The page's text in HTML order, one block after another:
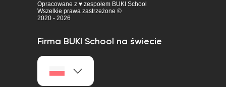
Opracowane z ♥ zespołem BUKI School
Wszelkie prawa zastrzeżone ©
2020 - 2026
Firma BUKI School na świecie